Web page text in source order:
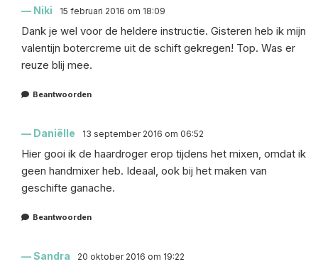
Niki 15 februari 2016 om 18:09
Dank je wel voor de heldere instructie. Gisteren heb ik mijn
valentijn botercreme uit de schift gekregen! Top. Was er
reuze blij mee.
Beantwoorden
Daniëlle 13 september 2016 om 06:52
Hier gooi ik de haardroger erop tijdens het mixen, omdat ik
geen handmixer heb. Ideaal, ook bij het maken van
geschifte ganache.
Beantwoorden
Sandra 20 oktober 2016 om 19:22